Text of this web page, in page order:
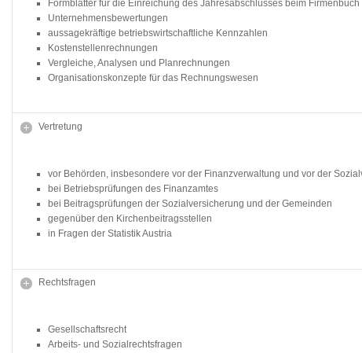
Formblätter für die Einreichung des Jahresabschlusses beim Firmenbuch
Unternehmensbewertungen
aussagekräftige betriebswirtschaftliche Kennzahlen
Kostenstellenrechnungen
Vergleiche, Analysen und Planrechnungen
Organisationskonzepte für das Rechnungswesen
Vertretung
vor Behörden, insbesondere vor der Finanzverwaltung und vor der
bei Betriebsprüfungen des Finanzamtes
bei Beitragsprüfungen der Sozialversicherung und der Gemeinden
gegenüber den Kirchenbeitragsstellen
in Fragen der Statistik Austria
Rechtsfragen
Gesellschaftsrecht
Arbeits- und Sozialrechtsfragen